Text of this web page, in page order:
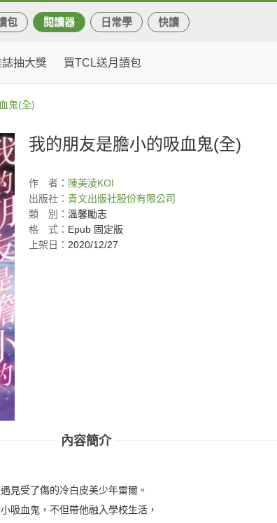
包 閱讀器 日常學 快讀
抽大獎 買TCL送月讀包
鬼(全)
我的朋友是膽小的吸血鬼(全)
作 者： 陳美凌KOI
出版社： 青文出版社股份有限公司
類
別： 溫馨勵志
格
式： Epub 固定版
上架日： 2020/12/27
內容簡介
見受了傷的冷白皮美少年雷爾。
吸血鬼，不但帶他融入學校生活，